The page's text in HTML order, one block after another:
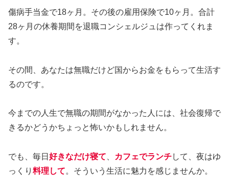
傷病手当金で18ヶ月。その後の雇用保険で10ヶ月。合計
28ヶ月の休養期間を退職コンシェルジュは作ってくれま
す。
その間、あなたは無職だけど国からお金をもらって生活す
るのです。
今までの人生で無職の期間がなかった人には、社会復帰で
きるかどうかちょっと怖いかもしれません。
でも、毎日 好きなだけ寝て カフェでランチして、夜はゆ
っくり 料理して。そういう生活に魅力を感じませんか。